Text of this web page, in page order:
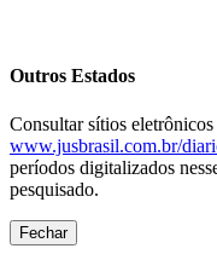
Outros Estados
Consultar sítios
www.jusbrasil.com.br/
períodos digitalizados
pesquisado.
Fechar